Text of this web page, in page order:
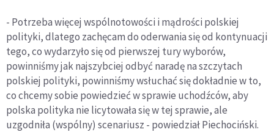
- Potrzeba więcej wspólnotowości i mądrości polskiej
polityki, dlatego zachęcam do oderwania się od kontynuacji
tego, co wydarzyło się od pierwszej tury wyborów,
powinniśmy jak najszybciej odbyć naradę na szczytach
polskiej polityki, powinniśmy wsłuchać się dokładnie w to,
co chcemy sobie powiedzieć w sprawie uchodźców, aby
polska polityka nie licytowała się w tej sprawie, ale
uzgodniła (wspólny) scenariusz - powiedział Piechociński.